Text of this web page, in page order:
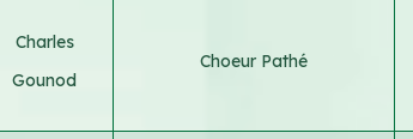
Charles
Gounod
Choeur Pathé